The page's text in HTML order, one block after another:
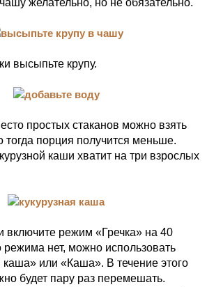
желательно, но не обязательно.
высыпьте крупу.
простых стаканов можно взять
тогда порция получится меньше.
каши хватит на три взрослых
включите режим «Гречка» на 40
режима нет, можно использовать
или «Каша». В течение этого
будет пару раз перемешать.